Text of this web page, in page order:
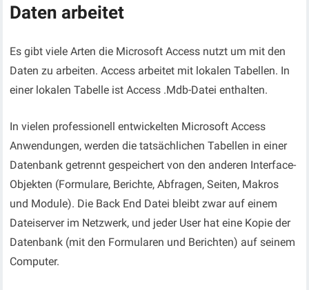
Daten arbeitet
Es gibt viele Arten die Microsoft Access nutzt um mit den
Daten zu arbeiten. Access arbeitet mit lokalen Tabellen. In
einer lokalen Tabelle ist Access .Mdb-Datei enthalten.
In vielen professionell entwickelten Microsoft Access
Anwendungen, werden die tatsächlichen Tabellen in einer
Datenbank getrennt gespeichert von den anderen Interface-
Objekten (Formulare, Berichte, Abfragen, Seiten, Makros
und Module). Die Back End Datei bleibt zwar auf einem
Dateiserver im Netzwerk, und jeder User hat eine Kopie der
Datenbank (mit den Formularen und Berichten) auf seinem
Computer.